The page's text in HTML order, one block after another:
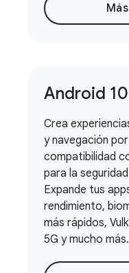
Android 10
Crea
y navegación
compatibilidad
para la
Expande tus
rendimiento,
más rápidos,
5G y mucho más.